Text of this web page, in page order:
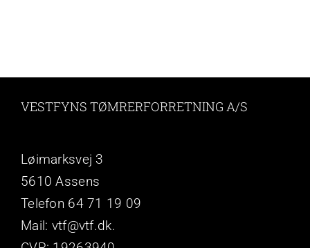
VESTFYNS TØMRERFORRETNING A/S
Løimarksvej 3
5610 Assens
Telefon 64 71 19 09
Mail: vtf@vtf.dk.